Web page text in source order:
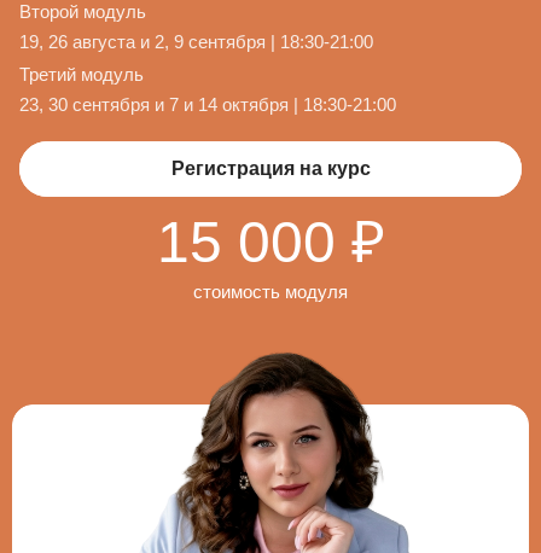
Второй модуль
19, 26 августа и 2, 9 сентября | 18:30-21:00
Третий модуль
23, 30 сентября и 7 и 14 октября | 18:30-21:00
Регистрация на курс
15 000 ₽
стоимость модуля